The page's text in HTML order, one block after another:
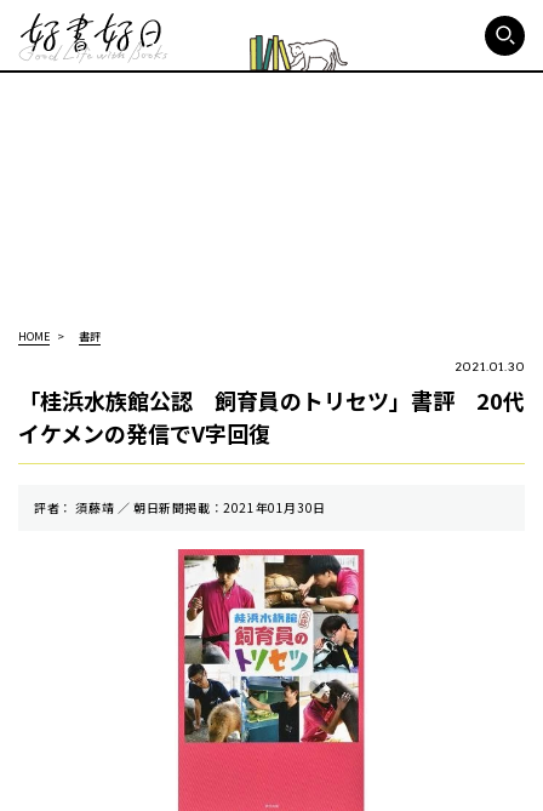
HOME 書評
2021.01.30
「桂浜水族館公認 飼育員のトリセツ」書評 20代
イケメンの発信でV字回復
評者： 須藤靖 ／ 朝⽇新聞掲載：2021年01月30日